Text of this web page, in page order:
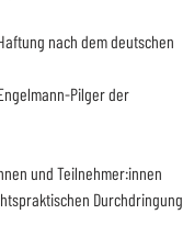
nach dem deutschen
Pilger der
und Teilnehmer:innen
Durchdringung